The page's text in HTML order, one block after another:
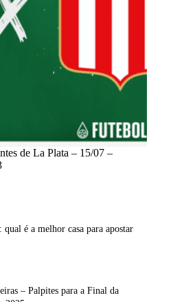
de La Plata – 15/07 –
qual é a melhor casa para apostar
– Palpites para a Final da